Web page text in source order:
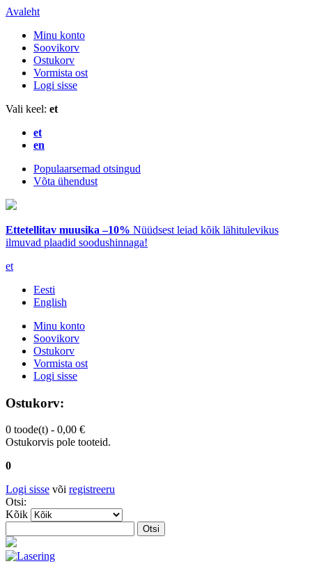
Avaleht
Minu konto
Soovikorv
Ostukorv
Vormista ost
Logi sisse
Vali keel: et
et
en
Populaarsemad otsingud
Võta ühendust
Ettetellitav muusika –10% Nüüdsest leiad kõik lähitulevikus
ilmuvad plaadid soodushinnaga!
et
Eesti
English
Minu konto
Soovikorv
Ostukorv
Vormista ost
Logi sisse
Ostukorv:
0 toode(t) - 0,00 €
Ostukorvis pole tooteid.
0
Logi sisse või registreeru
Otsi:
Kõik
Otsi